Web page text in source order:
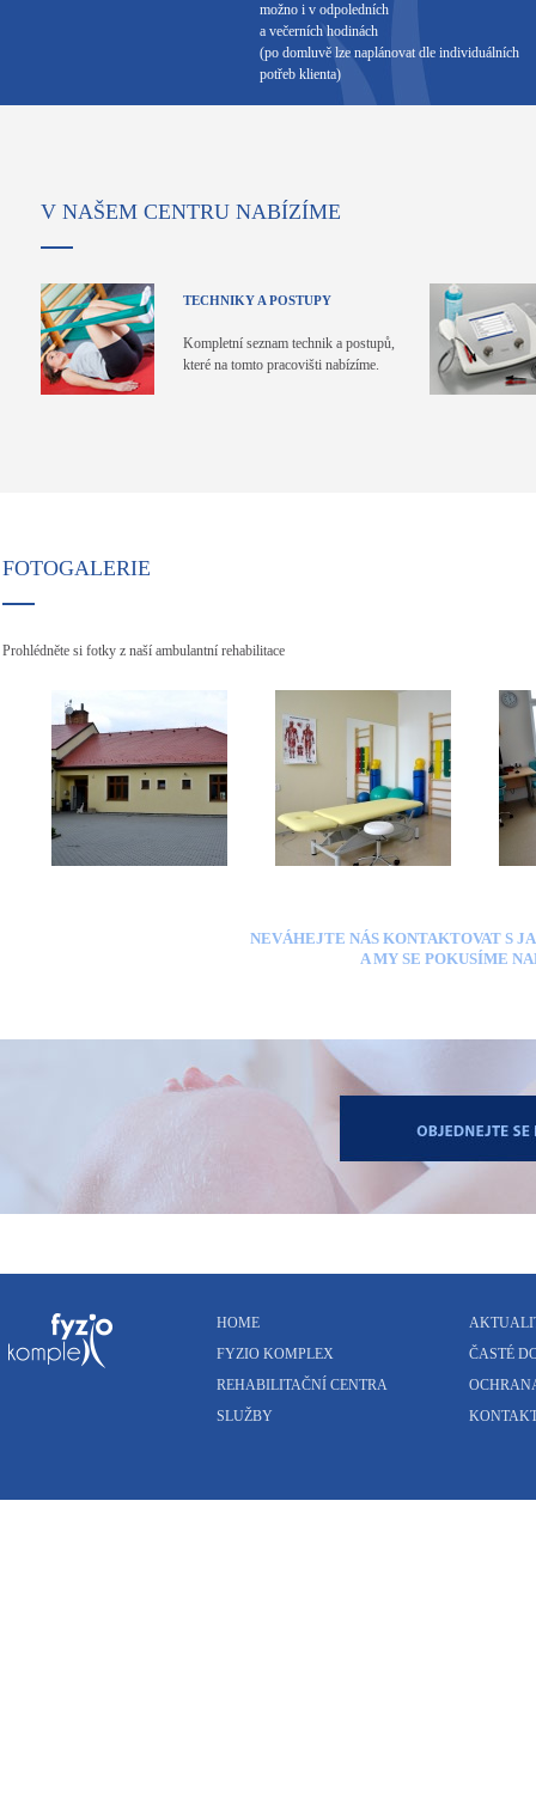
možno i v odpoledních
a večerních hodinách
(po domluvě lze naplánovat dle individuálních
potřeb klienta)
V NAŠEM CENTRU NABÍZÍME
TECHNIKY A POSTUPY
Kompletní seznam technik a postupů,
které na tomto pracovišti nabízíme.
FOTOGALERIE
Prohlédněte si fotky z naší ambulantní rehabilitace
NEVÁHEJTE NÁS KONTAKTOVAT S
A MY SE POKUSÍME
HOME
FYZIO KOMPLEX
REHABILITAČNÍ CENTRA
SLUŽBY
ČASTÉ